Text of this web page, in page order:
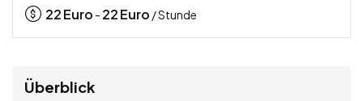
22Euro - 22Euro / Stunde
Überblick